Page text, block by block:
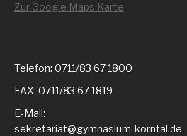
Zur Google Maps Karte
Telefon: 0711/83 67 1800
FAX: 0711/83 67 1819
E-Mail:
sekretariat@gymnasium-korntal.de